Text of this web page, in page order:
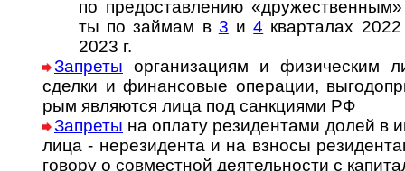
по пред­остав­ле­нию
ты по займам в 3 и4 кварталах
2023 г.
Запреты организациям и фи­зи­ческим
сдел­ки и фи­нан­со­вые опе­ра­ции,
рым яв­ля­ют­ся ли­ца под сан­к­ци­я­ми РФ
Запреты на оплату резидентами долей в
лица - не­ре­зи­ден­та и на взно­сы
го­во­ру о со­вмест­ной де­я­тель­нос­ти с